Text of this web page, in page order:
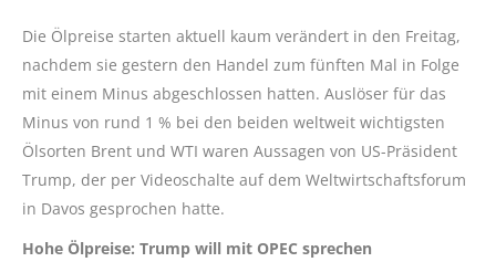
Die Ölpreise starten aktuell kaum verändert in den Freitag,
nachdem sie gestern den Handel zum fünften Mal in Folge
mit einem Minus abgeschlossen hatten. Auslöser für das
Minus von rund 1 % bei den beiden weltweit wichtigsten
Ölsorten Brent und WTI waren Aussagen von US-Präsident
Trump, der per Videoschalte auf dem Weltwirtschaftsforum
in Davos gesprochen hatte.
Hohe Ölpreise: Trump will mit OPEC sprechen